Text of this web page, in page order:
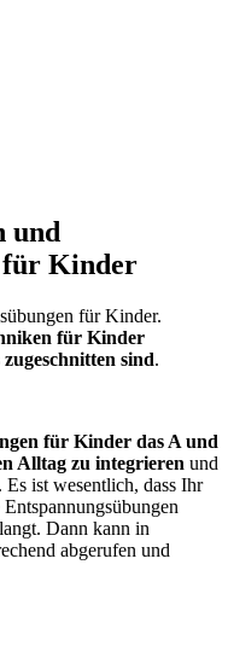
und
für Kinder
für Kinder.
für Kinder
sind.
für Kinder das A und
Alltag zu integrieren und
ist wesentlich, dass Ihr
Dann kann in
abgerufen und